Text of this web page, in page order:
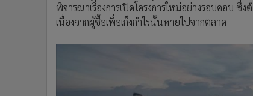
พิจารณาเรื่องการเปิดโครงการใหม่อย่างรอบคอบ
เนื่องจากผู้ซื้อเพื่อเก็งกำไรนั้นหายไปจากตลาด